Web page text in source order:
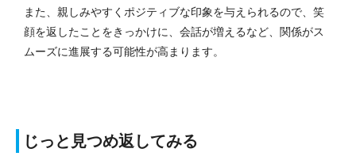
また、親しみやすくポジティブな印象を与えられるので、笑
顔を返したことをきっかけに、会話が増えるなど、関係がス
ムーズに進展する可能性が高まります。
じっと見つめ返してみる